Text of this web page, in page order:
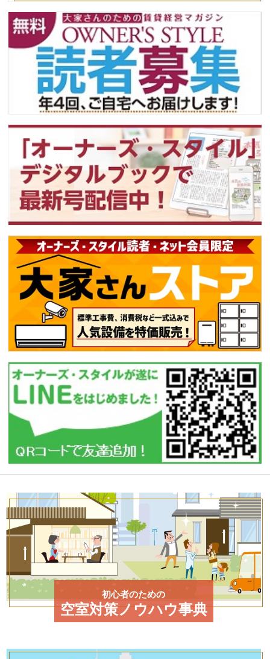
初心者のための
空室対策ノウハウ事典